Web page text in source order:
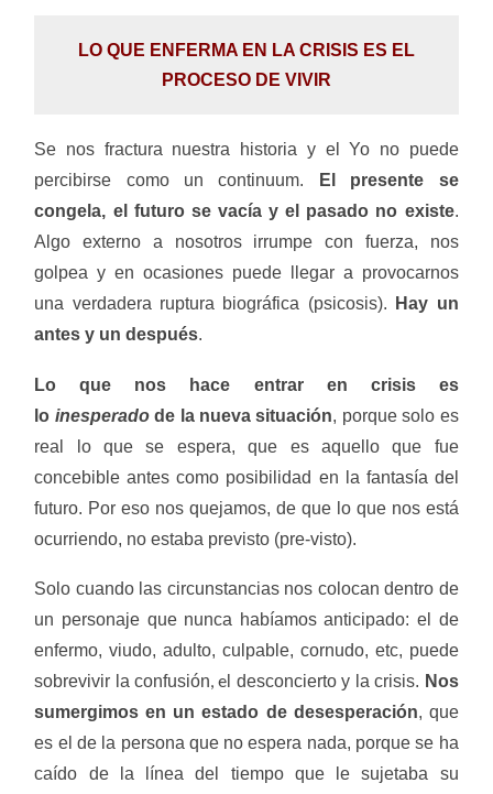
LO QUE ENFERMA EN LA CRISIS ES EL
PROCESO DE VIVIR
Se nos fractura nuestra historia y el Yo no puede
percibirse como un continuum.
El presente se
congela, el futuro se vacía y el pasado no existe.
Algo externo a nosotros irrumpe con fuerza, nos
golpea y en ocasiones puede llegar a provocarnos
una verdadera ruptura biográfica (psicosis).
Hay un
antes y un después.
Lo que nos hace entrar en crisis es
lo inesperadode la nueva situación, porque solo es
real lo que se espera, que es aquello que fue
concebible antes como posibilidad en la fantasía del
futuro. Por eso nos quejamos, de que lo que nos está
ocurriendo, no estaba previsto (pre-visto).
Solo cuando las circunstancias nos colocan dentro de
un personaje que nunca habíamos anticipado: el de
enfermo, viudo, adulto, culpable, cornudo, etc, puede
sobrevivir la confusión, el desconcierto y la crisis. Nos
sumergimos en un estado de desesperación, que
es el de la persona que no espera nada, porque se ha
caído de la línea del tiempo que le sujetaba su